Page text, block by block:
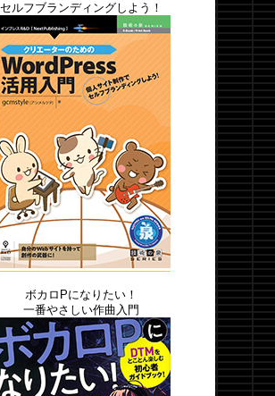
セルフブランディングしよう！
ボカロPになりたい！
一番やさしい作曲入門